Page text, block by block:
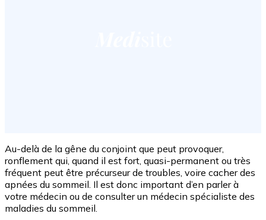
Au-delà de la gêne du conjoint que peut provoquer,
ronflement qui, quand il est fort, quasi-permanent ou très
fréquent peut être précurseur de troubles, voire cacher des
apnées du sommeil. Il est donc important d’en parler à
votre médecin ou de consulter un médecin spécialiste des
maladies du sommeil.